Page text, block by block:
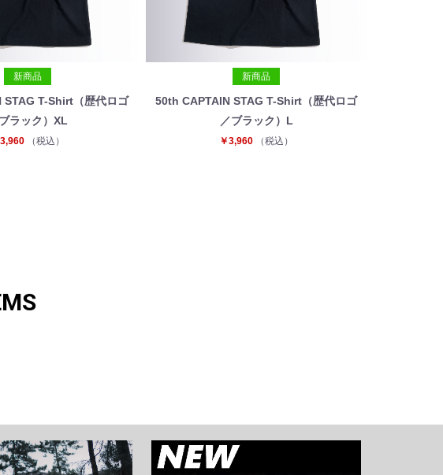
新商品
STAG T-Shirt（歴代ロゴ
ラック）XL
3,960 （税込）
新商品
50th CAPTAIN STAG T-Shirt（歴代ロゴ
／ブラック）L
￥3,960 （税込）